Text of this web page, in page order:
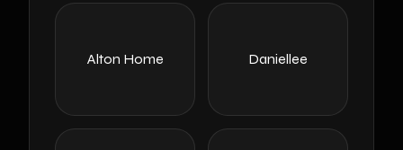
Daniellee
Alton Home